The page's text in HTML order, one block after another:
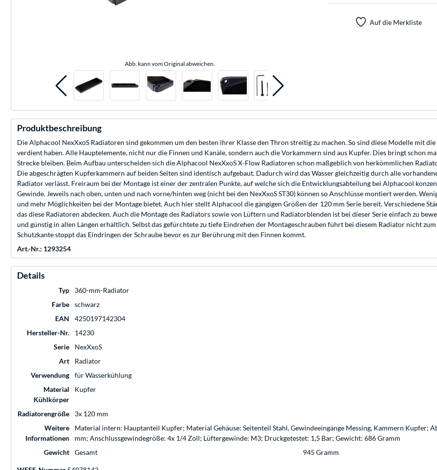
Abb. kann vom Original abweichen.
Auf die Merkliste
Produktbeschreibung
Die Alphacool NexXxoS Radiatoren sind gekommen um den besten ihrer Klasse den Thron streitig zu machen. So sind diese Modelle mit
verdient haben. Alle Hauptelemente, nicht nur die Finnen und Kanäle, sondern auch die Vorkammern sind aus Kupfer. Dies bringt schon
Strecke bleiben. Beim Aufbau unterscheiden sich die Alphacool NexXxoS X-Flow Radiatoren schon maßgeblich von herkömmlichen
Die abgeschrägten Kupferkammern auf beiden Seiten sind identisch aufgebaut. Dadurch wird das Wasser gleichzeitig durch alle
Radiator verlässt. Freiraum bei der Montage ist einer der zentralen Punkte, auf welche sich die Entwicklungsabteilung bei Alphacool
Gewinde. Jeweils nach oben, unten und nach vorne/hinten weg (nicht bei den NexXxoS ST30) können so Anschlüsse montiert werden.
und mehr Möglichkeiten bei der Montage bietet. Auch hier stellt Alphacool die gängigen Größen der 120 mm Serie bereit. Verschiedene
das diese Radiatoren abdecken. Auch die Montage des Radiators sowie von Lüftern und Radiatorblenden ist bei dieser Serie einfach zu
und günstig in allen Längen erhältlich. Selbst das gefürchtete zu tiefe Eindrehen der Montageschrauben führt bei diesem Radiator nicht
Schutzkante stoppt das Eindringen der Schraube bevor es zur Berührung mit den Finnen kommt.
Art.-Nr.: 1293254
Details
Typ
360-mm-Radiator
Farbe
schwarz
EAN
4250197142304
Hersteller-Nr.
14230
Serie
NexXxoS
Art
Radiator
Verwendung
für Wasserkühlung
Material
Kühlkörper
Kupfer
Radiatorengröße
3x 120 mm
Weitere
Informationen
Material intern: Hauptanteil Kupfer; Material Gehäuse: Seitenteil Stahl, Gewindeeingänge Messing, Kammern Kupfer;
mm; Anschlussgewindegröße: 4x 1/4 Zoll; Lüftergewinde: M3; Druckgetestet: 1,5 Bar; Gewicht: 686 Gramm
Gewicht
Gesamt 945 Gramm